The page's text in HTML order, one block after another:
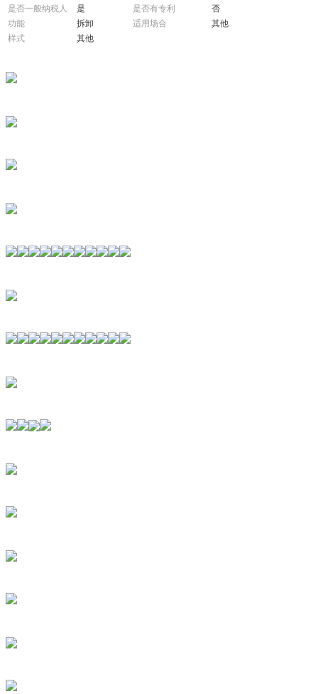
是否一般纳税人
是 是否有专利
否
功能
拆卸 适用场合
其他
样式
其他